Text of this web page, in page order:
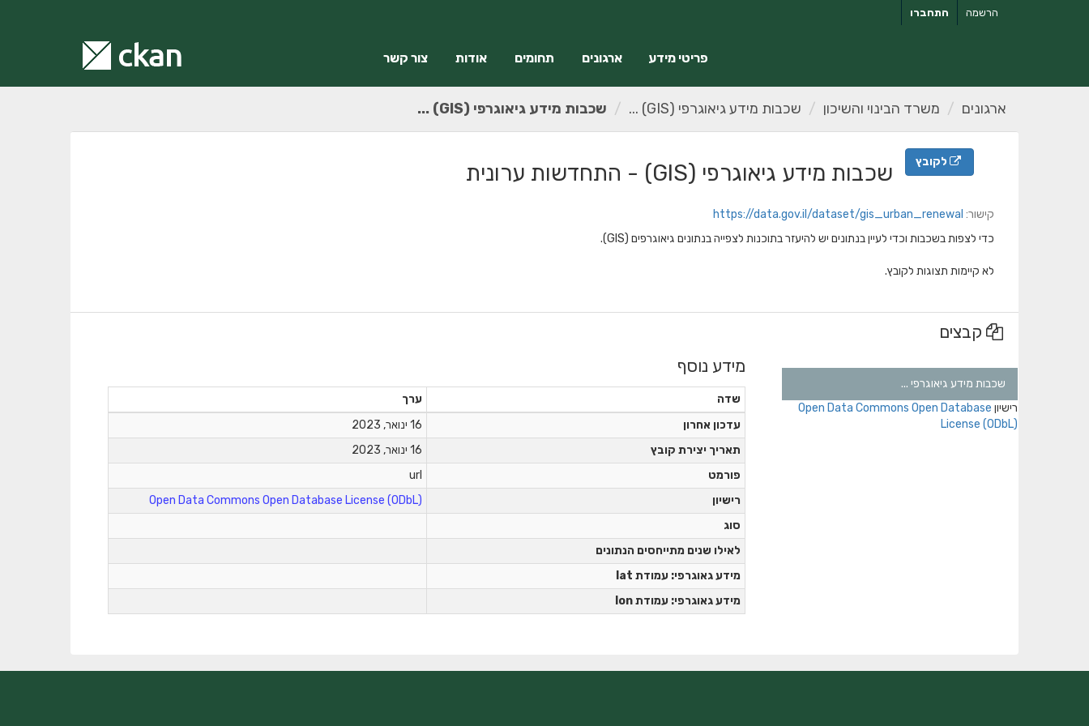
התחברו הרשמה
פריטי מידע ארגונים תחומים אודות צור קשר
ארגונים משרד הבינוי והשיכון שכבות מידע גיאוגרפי (GIS) ... שכבות מידע גיאוגרפי (GIS) ...
לקובץ שכבות מידע גיאוגרפי (GIS) - התחדשות ערונית
קישור: https://data.gov.il/dataset/gis_urban_renewal
כדי לצפות בשכבות וכדי לעיין בנתונים יש להיעזר בתוכנות לצפייה בנתונים גיאוגרפים (GIS).
לא קיימות תצוגות לקובץ.
קבצים
שכבות מידע גיאוגרפי ...
רישיון Open Data Commons Open Database
License (ODbL)
מידע נוסף
שדה
ערך
עדכון אחרון
16 ינואר, 2023
תאריך יצירת קובץ
16 ינואר, 2023
פורמט
url
רישיון
Open Data Commons Open Database License (ODbL)
סוג
לאילו שנים מתייחסים הנתונים
מידע גאוגרפי: עמודת lat
מידע גאוגרפי: עמודת lon